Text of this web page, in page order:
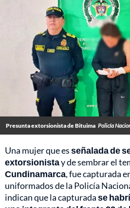
Presunta extorsionista de Bituima Policía
Una mujer que esseñalada de
extorsionistay de sembrar el
Cundinamarca, fue capturada
uniformados de la Policía
indican que la capturadase